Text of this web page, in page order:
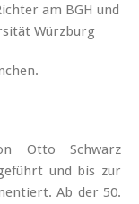
am BGH und
Würzburg
Otto Schwarz
und bis zur
Ab der 50.